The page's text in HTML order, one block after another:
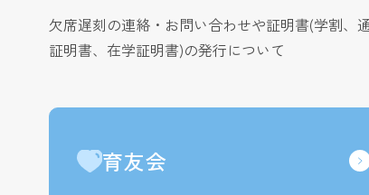
欠席遅刻の連絡・お問い合わせや証明書(学割、
証明書、在学証明書)の発行について
育友会